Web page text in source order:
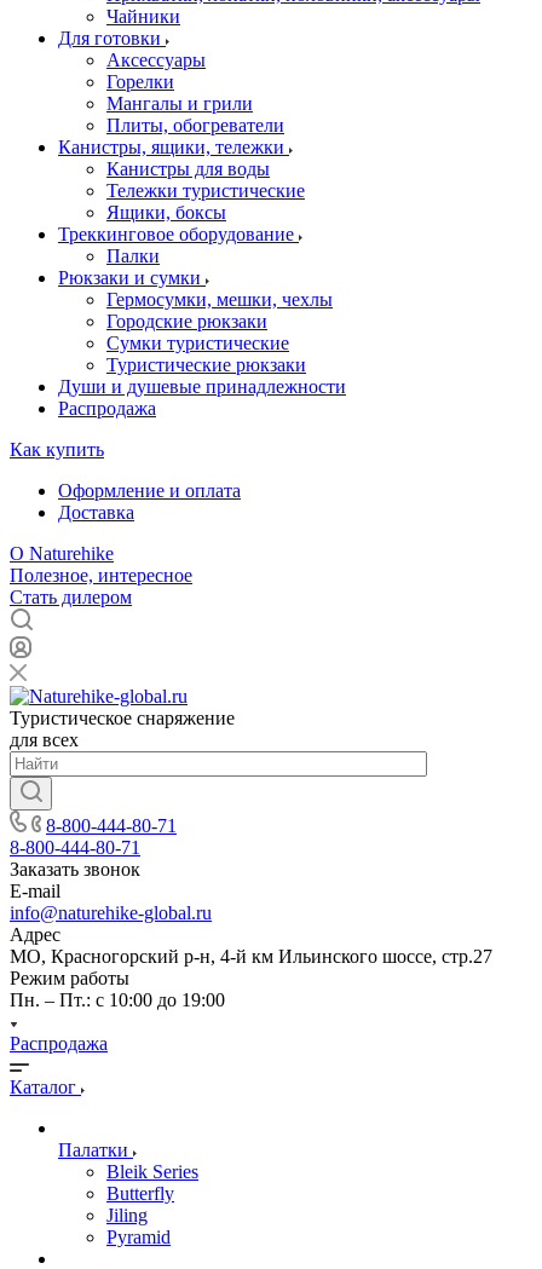
Чайники
Для готовки
Аксессуары
Горелки
Мангалы и грили
Плиты, обогреватели
Канистры, ящики, тележки
Канистры для воды
Тележки туристические
Ящики, боксы
Треккинговое оборудование
Палки
Рюкзаки и сумки
Гермосумки, мешки, чехлы
Городские рюкзаки
Сумки туристические
Туристические рюкзаки
Души и душевые принадлежности
Распродажа
Как купить
Оформление и оплата
Доставка
О Naturehike
Полезное, интересное
Стать дилером
Туристическое снаряжение
для всех
8-800-444-80-71
8-800-444-80-71
Заказать звонок
E-mail
info@naturehike-global.ru
Адрес
МО, Красногорский р-н, 4-й км Ильинского шоссе, стр.27
Режим работы
Пн. – Пт.: с 10:00 до 19:00
Распродажа
Каталог
Палатки
Bleik Series
Butterfly
Jiling
Pyramid